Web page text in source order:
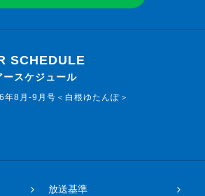
SCHEDULE
ースケジュール
年8月-9月号＜白根ゆたんぽ＞
放送基準